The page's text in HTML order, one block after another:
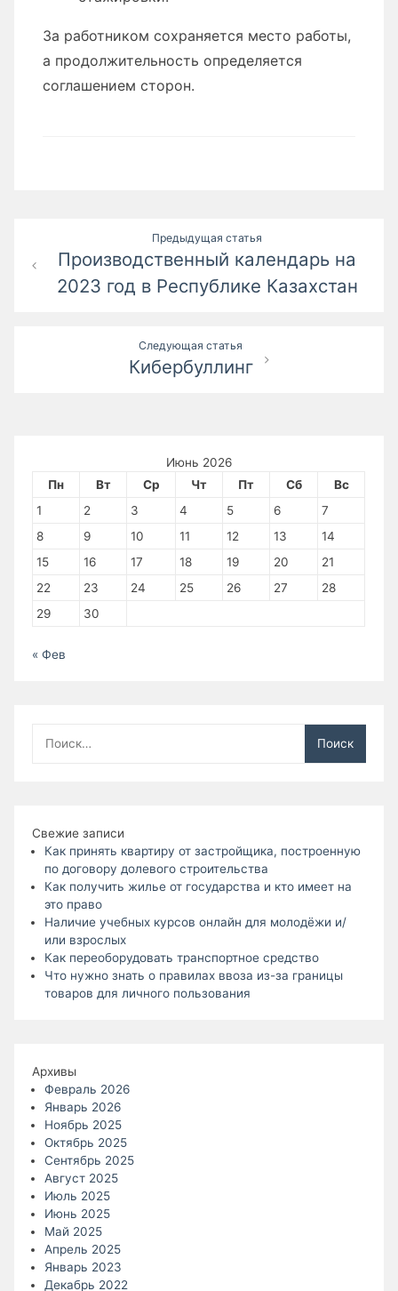
За работником сохраняется место работы,
а продолжительность определяется
соглашением сторон.
по
записям
Предыдущая статья
Производственный календарь на
2023 год в Республике Казахстан
Следующая статья
Кибербуллинг
Июнь 2026
Пн
Вт Ср Чт Пт Сб
Вс
1
2 3 4 5 6
7
8
9 10 11 12 13
14
15
16 17 18 19 20
21
22
23 24 25 26 27
28
29
30
« Фев
Свежие записи
Как принять квартиру от застройщика, построенную
по договору долевого строительства
Как получить жилье от государства и кто имеет на
это право
Наличие учебных курсов онлайн для молодёжи и/
или взрослых
Как переоборудовать транспортное средство
Что нужно знать о правилах ввоза из-за границы
товаров для личного пользования
Архивы
Февраль 2026
Январь 2026
Ноябрь 2025
Октябрь 2025
Сентябрь 2025
Август 2025
Июль 2025
Июнь 2025
Май 2025
Апрель 2025
Январь 2023
Декабрь 2022